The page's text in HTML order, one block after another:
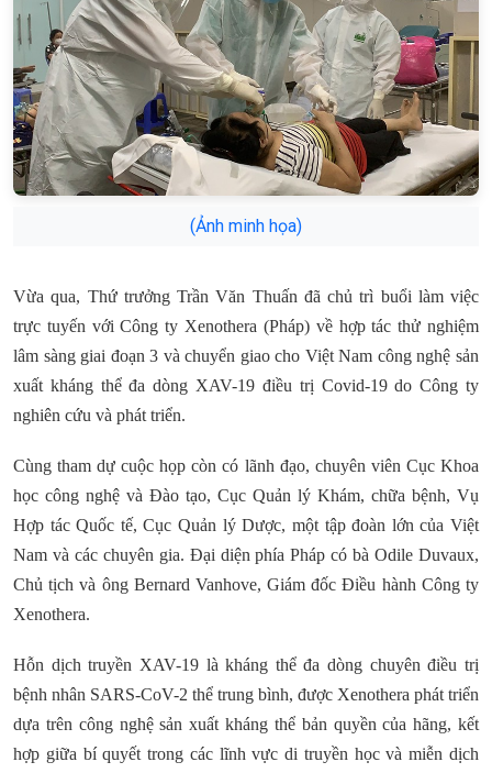
(Ảnh minh họa)
Vừa qua, Thứ trưởng Trần Văn Thuấn đã chủ trì buổi làm việc
trực tuyến với Công ty Xenothera (Pháp) về hợp tác thử nghiệm
lâm sàng giai đoạn 3 và chuyển giao cho Việt Nam công nghệ sản
xuất kháng thể đa dòng XAV-19 điều trị Covid-19 do Công ty
nghiên cứu và phát triển.
Cùng tham dự cuộc họp còn có lãnh đạo, chuyên viên Cục Khoa
học công nghệ và Đào tạo, Cục Quản lý Khám, chữa bệnh, Vụ
Hợp tác Quốc tế, Cục Quản lý Dược, một tập đoàn lớn của Việt
Nam và các chuyên gia. Đại diện phía Pháp có bà Odile Duvaux,
Chủ tịch và ông Bernard Vanhove, Giám đốc Điều hành Công ty
Xenothera.
Hỗn dịch truyền XAV-19 là kháng thể đa dòng chuyên điều trị
bệnh nhân SARS-CoV-2 thể trung bình, được Xenothera phát triển
dựa trên công nghệ sản xuất kháng thể bản quyền của hãng, kết
hợp giữa bí quyết trong các lĩnh vực di truyền học và miễn dịch